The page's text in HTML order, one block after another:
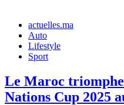
actuelles.ma
Auto
Lifestyle
Sport
Le Maroc
Nations Cup 2025